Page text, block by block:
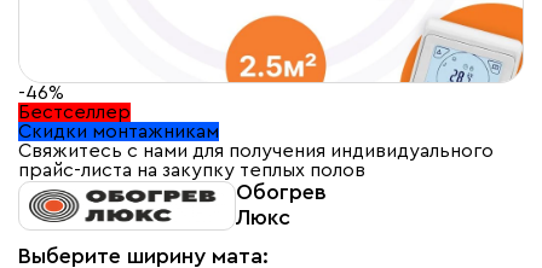
-46%
Бестселлер
Скидки монтажникам
Свяжитесь с нами для получения индивидуального
прайс-листа на закупку теплых полов
Обогрев
Люкс
Выберите ширину мата: